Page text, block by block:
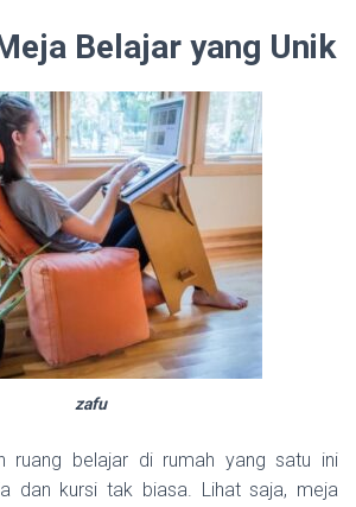
Belajar yang Unik
zafu
ruang belajar di rumah yang satu ini
dan kursi tak biasa. Lihat saja, meja